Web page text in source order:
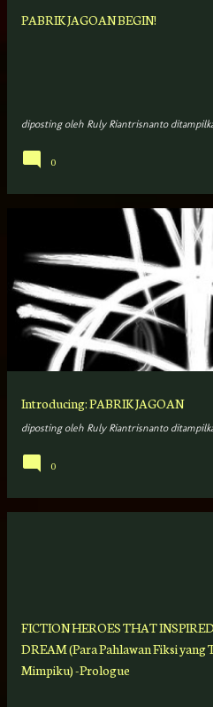
PABRIK JAGOAN BEGIN!
diposting oleh Ruly Riantrisnanto
0
Introducing: PABRIK JAGOAN
diposting oleh Ruly Riantrisnanto
0
FICTION HEROES THAT
DREAM (Para Pahlawan Fiksi
Mimpiku) -Prologue